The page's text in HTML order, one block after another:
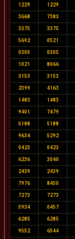
1229 1229
3668 7383
3375 3375
5692 0521
0305 0305
1021 8066
3153 3153
2399 4163
1483 1483
9401 7479
5188 5188
9634 5292
0423 0423
6236 3040
2439 2439
7976 8450
7273 7273
5934 0457
6285 6285
9552 6544